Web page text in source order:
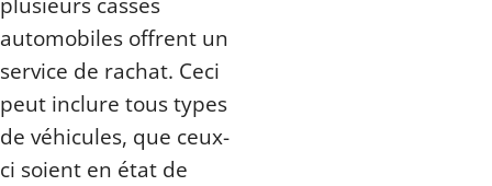
automobiles offrent un
service de rachat. Ceci
peut inclure tous types
de véhicules, que ceux-
ci soient en état de